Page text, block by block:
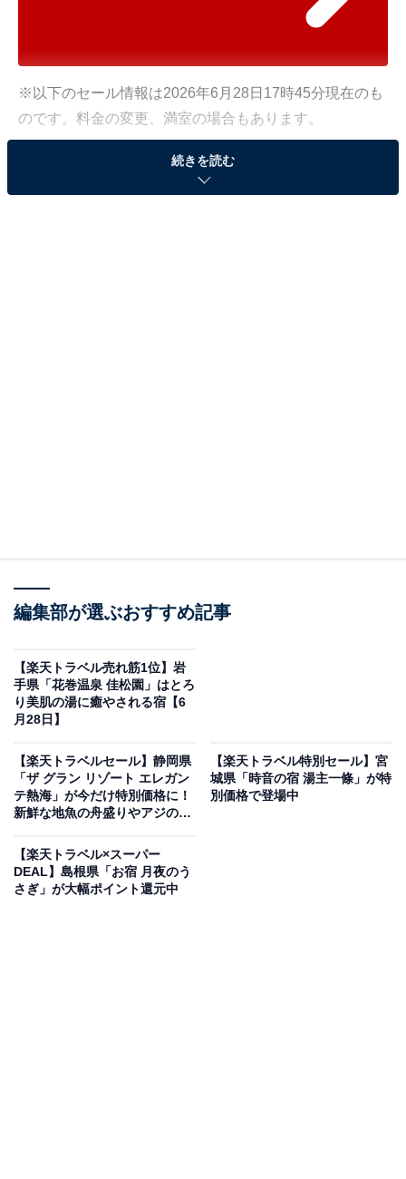
※以下のセール情報は2026年6月28日17時45分現在のも
のです。料金の変更、満室の場合もあります。
※本記事で紹介している商品の購入やサービスの利用により、売上の一部が
オールアバウトに還元されることがあります。
「草津温泉 湯畑泉水」は現在特別価格で宿泊可能です。
この宿泊施設のおすすめポイントは？
草津温泉にある「草津温泉 湯畑泉水」は、湯畑から徒歩
続きを読む
編集部が選ぶおすすめ記事
【楽天トラベル売れ筋1位】岩
手県「花巻温泉 佳松園」はとろ
り美肌の湯に癒やされる宿【6
月28日】
【楽天トラベルセール】静岡県
「ザ グラン リゾート エレガン
テ熱海」が今だけ特別価格に！
新鮮な地魚の舟盛りやアジの干
【楽天トラベル特別セール】宮
城県「時音の宿 湯主一條」が特
別価格で登場中
【楽天トラベル×スーパー
DEAL】島根県「お宿 月夜のう
さぎ」が大幅ポイント還元中